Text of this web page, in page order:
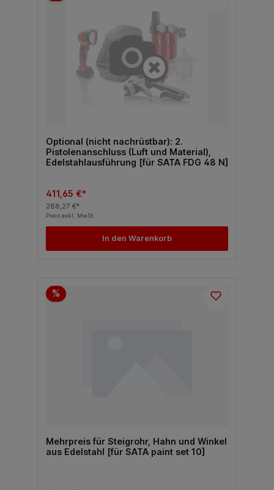
Optional (nicht nachrüstbar): 2.
Pistolenanschluss (Luft und Material),
Edelstahlausführung [für SATA FDG 48 N]
411,65 €*
288,27 €*
Preis exkl. MwSt.
In den Warenkorb
%
Mehrpreis für Steigrohr, Hahn und Winkel
aus Edelstahl [für SATA paint set 10]